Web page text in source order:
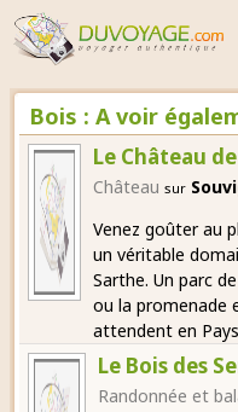
Bois : A voir
Le Château
Château sur
Venez goûter au
un véritable
Sarthe. Un parc
ou la promenade
attendent en
Le Bois des
Randonnée et